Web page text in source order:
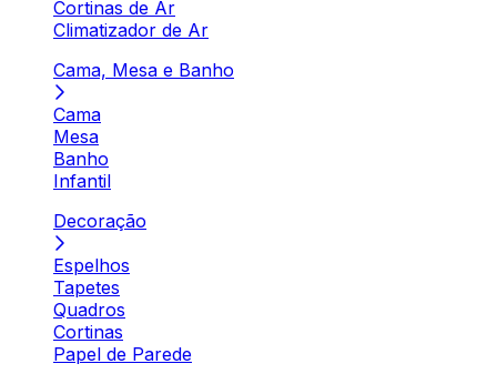
Cortinas de Ar
Climatizador de Ar
Cama, Mesa e Banho
Cama
Mesa
Banho
Infantil
Decoração
Espelhos
Tapetes
Quadros
Cortinas
Papel de Parede